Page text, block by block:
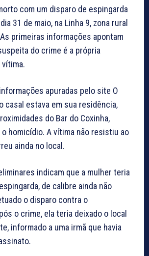
com um disparo de espingarda
31 de maio, na Linha 9, zona rural
primeiras informações apontam
do crime é a própria
vítima.
apuradas pelo site O
casal estava em sua residência,
do Bar do Coxinha,
homicídio. A vítima não resistiu ao
ainda no local.
indicam que a mulher teria
de calibre ainda não
o disparo contra o
o crime, ela teria deixado o local
informado a uma irmã que havia